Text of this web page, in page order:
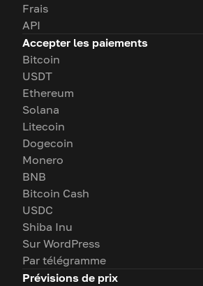
Frais
API
Accepter les paiements
Bitcoin
USDT
Ethereum
Solana
Litecoin
Dogecoin
Monero
BNB
Bitcoin Cash
USDC
Shiba Inu
Sur WordPress
Par télégramme
Prévisions de prix